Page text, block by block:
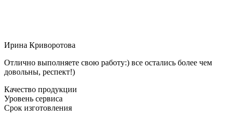
Ирина Криворотова
Отлично выполняете свою работу:) все остались более чем
довольны, респект!)
Качество продукции
Уровень сервиса
Срок изготовления